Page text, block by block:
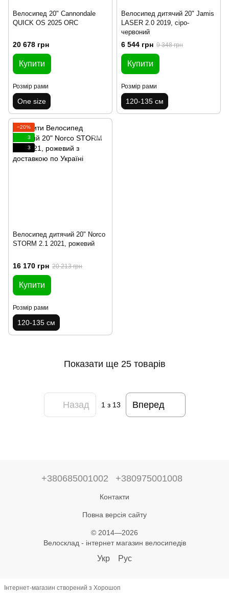
Велосипед 20" Cannondale
QUICK OS 2025 ORC
20 678 грн
Купити
Розмір рами
One size
Велосипед дитячий 20" Jamis
LASER 2.0 2019, сіро-
червоний
6 544 грн 9 348 грн
Купити
Розмір рами
120-135 см
−20%
3
3
Велосипед дитячий 20" Norco
STORM 2.1 2021, рожевий
16 170 грн 20 213 грн
Купити
Розмір рами
120-135 см
Показати ще 25 товарів
Назад 1 з 13 Вперед
+380685001002 +380975001008
Контакти
Повна версія сайту
© 2014—2026
Велосклад - інтернет магазин велосипедів
Укр Рус
Інтернет-магазин створений з Хорошоп